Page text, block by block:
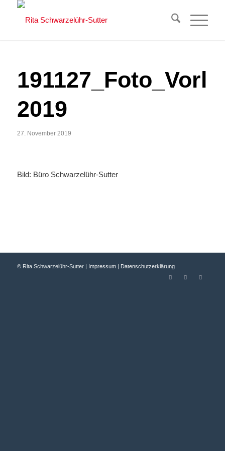
2019
27. November 2019
Bild: Büro Schwarzelühr-Sutter
© Rita Schwarzelühr-Sutter | Impressum| Datenschutzerklärung